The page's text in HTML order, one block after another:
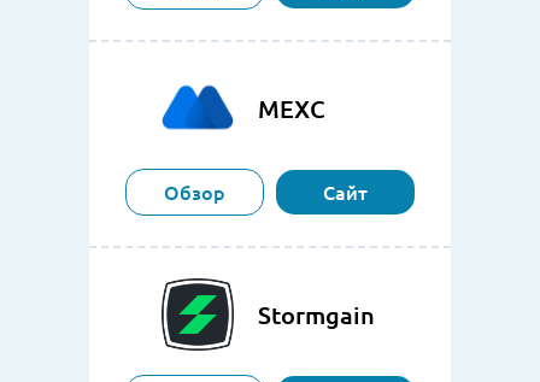
MEXC
Обзор Сайт
Stormgain